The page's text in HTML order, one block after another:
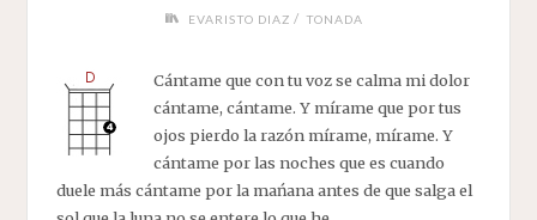
EVARISTO DIAZ / TONADA
Cántame que con tu voz se calma mi dolor
cántame, cántame. Y mírame que por tus
ojos pierdo la razón mírame, mírame. Y
cántame por las noches que es cuando
duele más cántame por la mańana antes de que salga el